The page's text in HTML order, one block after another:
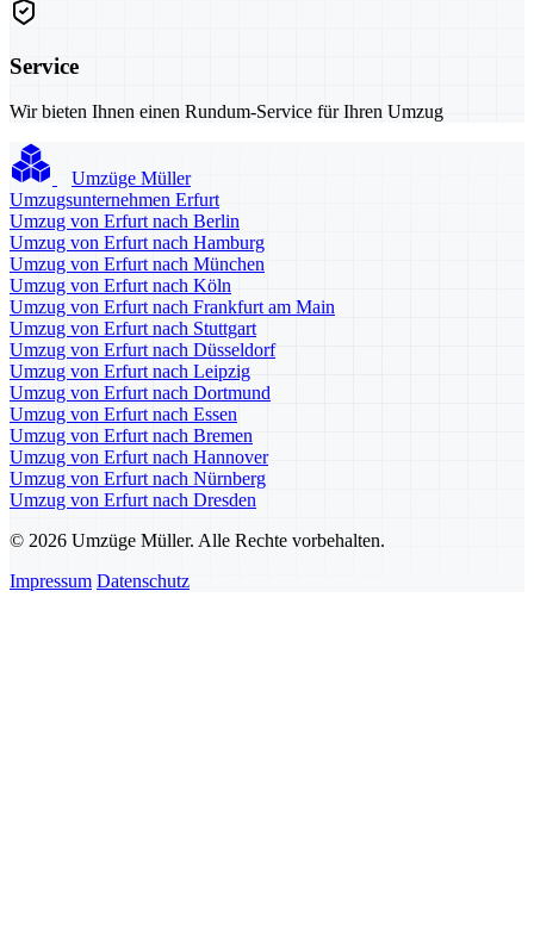
Service
Wir bieten Ihnen einen Rundum-Service für Ihren Umzug
Umzüge Müller
Umzugsunternehmen Erfurt
Umzug von Erfurt nach Berlin
Umzug von Erfurt nach Hamburg
Umzug von Erfurt nach München
Umzug von Erfurt nach Köln
Umzug von Erfurt nach Frankfurt am Main
Umzug von Erfurt nach Stuttgart
Umzug von Erfurt nach Düsseldorf
Umzug von Erfurt nach Leipzig
Umzug von Erfurt nach Dortmund
Umzug von Erfurt nach Essen
Umzug von Erfurt nach Bremen
Umzug von Erfurt nach Hannover
Umzug von Erfurt nach Nürnberg
Umzug von Erfurt nach Dresden
© 2026 Umzüge Müller. Alle Rechte vorbehalten.
Impressum Datenschutz